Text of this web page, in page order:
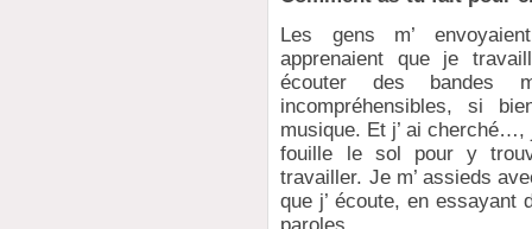
Les gens m’
apprenaient que je
écouter des bandes
incompréhensibles, si
musique. Et j’ ai cherché…,
fouille le sol pour y
travailler. Je m’ assieds
que j’ écoute, en essayant